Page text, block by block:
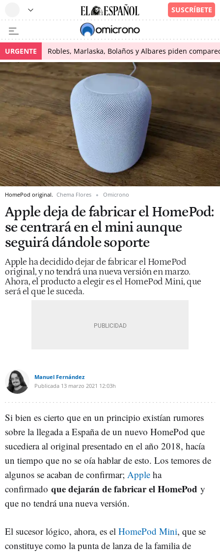
URGENTE Robles, Marlaska, Bolaños y Albares piden
HomePod original. Chema Flores Omicrono
Apple deja de fabricar el HomePod:
se centrará en el mini aunque
seguirá dándole soporte
Apple ha decidido dejar de fabricar el HomePod
original, y no tendrá una nueva versión en marzo.
Ahora, el producto a elegir es el HomePod Mini, que
será el que le suceda.
Manuel Fernández
Publicada 13 marzo 2021 12:03h
Si bien es cierto que en un principio existían rumores
sobre la llegada a España de un nuevo HomePod que
sucediera al original presentado en el año 2018, hacía
un tiempo que no se oía hablar de esto. Los temores de
algunos se acaban de confirmar; Apple ha
confirmado que dejarán de fabricar el HomePod y
que no tendrá una nueva versión.
El sucesor lógico, ahora, es el HomePod Mini, que se
constituye como la punta de lanza de la familia de